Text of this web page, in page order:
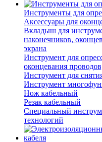
Инструменты для
Аксессуары для
Вкладыш для
наконечников,
экрана
Инструмент для
оконцевания
Инструмент для
Инструмент
Нож кабельный
Резак кабельный
Специальный
технологий